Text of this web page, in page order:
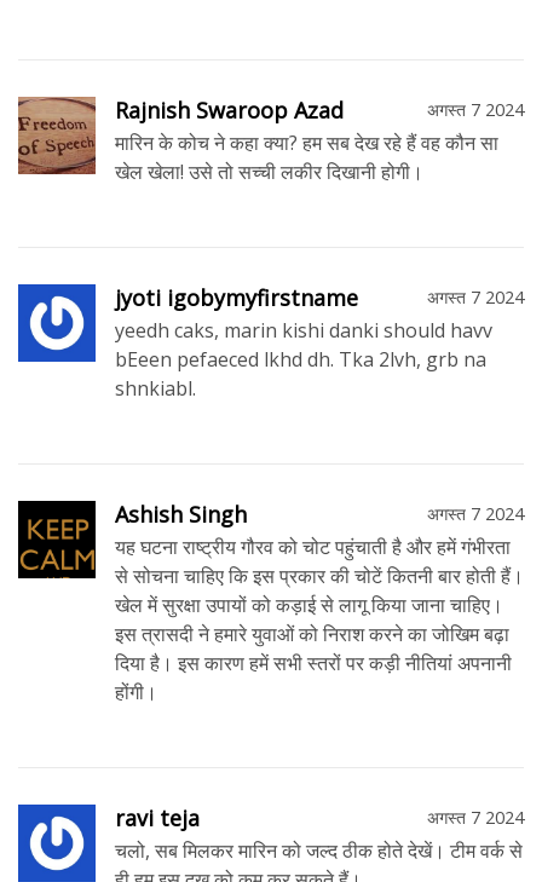
Rajnish Swaroop Azad अगस्त 7 2024
मारिन के कोच ने कहा क्या? हम सब देख रहे हैं वह कौन सा
खेल खेला! उसे तो सच्ची लकीर दिखानी होगी।
jyoti igobymyfirstname अगस्त 7 2024
yeedh caks, marin kishi danki should havv
bEeen pefaeced lkhd dh. Tka 2lvh, grb na
shnkiabl.
Ashish Singh अगस्त 7 2024
यह घटना राष्ट्रीय गौरव को चोट पहुंचाती है और हमें गंभीरता
से सोचना चाहिए कि इस प्रकार की चोटें कितनी बार होती हैं।
खेल में सुरक्षा उपायों को कड़ाई से लागू किया जाना चाहिए।
इस त्रासदी ने हमारे युवाओं को निराश करने का जोखिम बढ़ा
दिया है। इस कारण हमें सभी स्तरों पर कड़ी नीतियां अपनानी
होंगी।
ravi teja अगस्त 7 2024
चलो, सब मिलकर मारिन को जल्द ठीक होते देखें। टीम वर्क से